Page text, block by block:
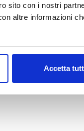
sito con i nostri
altre informazioni
Accetta
un quadro preciso
e,
una prima visita